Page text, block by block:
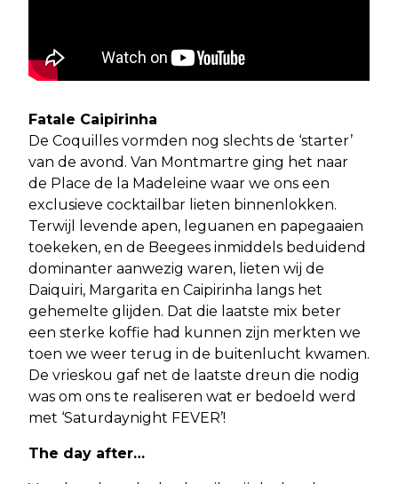
Fatale Caipirinha
De Coquilles vormden nog slechts de ‘starter’
van de avond. Van Montmartre ging het naar
de Place de la Madeleine waar we ons een
exclusieve cocktailbar lieten binnenlokken.
Terwijl levende apen, leguanen en papegaaien
toekeken, en de Beegees inmiddels beduidend
dominanter aanwezig waren, lieten wij de
Daiquiri, Margarita en Caipirinha langs het
gehemelte glijden. Dat die laatste mix beter
een sterke koffie had kunnen zijn merkten we
toen we weer terug in de buitenlucht kwamen.
De vrieskou gaf net de laatste dreun die nodig
was om ons te realiseren wat er bedoeld werd
met ‘Saturdaynight FEVER’!
The day after…